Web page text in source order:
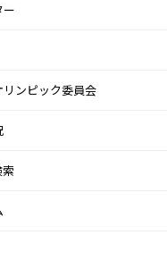
ンピック委員会